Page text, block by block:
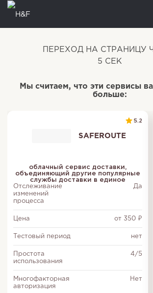
ПЕРЕХОД НА СТРАНИЦУ
5 СЕК
Мы считаем, что эти сервисы
больше:
5.2
SAFEROUTE
облачный сервис доставки,
объединяющий другие популярные
службы доставки в единое
Отслеживание
изменений
процесса
Да
Цена от 350 ₽
Тестовый период нет
Простота
использования
4/5
Многофакторная
авторизация
Нет